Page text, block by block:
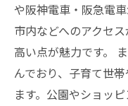
や阪神電車・阪急電
市内などへのアクセ
高い点が魅力です。
んでおり、子育て世
ます。公園やショッ